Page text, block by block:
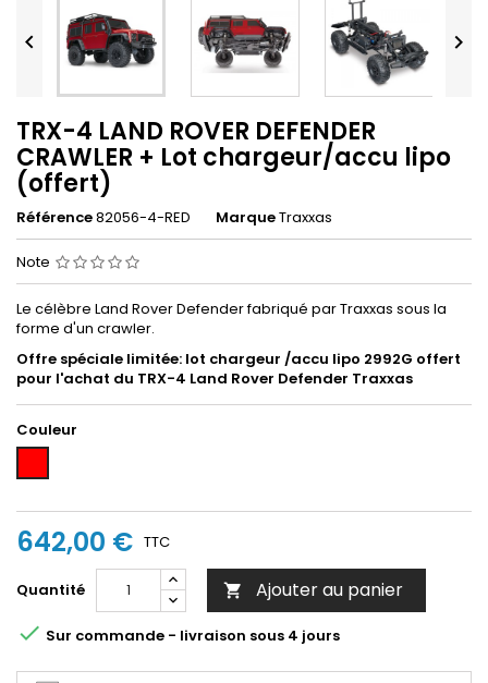
 
TRX-4 LAND ROVER DEFENDER
CRAWLER + Lot chargeur/accu lipo
(offert)
Référence82056-4-RED MarqueTraxxas
Note
Le célèbre Land Rover Defender fabriqué par Traxxas sous la
forme d'un crawler.
Offre spéciale limitée: lot chargeur /accu lipo 2992G offert
pour l'achat du TRX-4 Land Rover Defender Traxxas
Couleur
642,00 € TTC
Quantité  Ajouter au panier
 Sur commande - livraison sous 4 jours